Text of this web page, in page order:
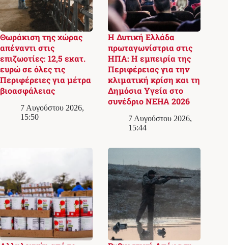
Θωράκιση της χώρας
απέναντι στις
επιζωοτίες: 12,5 εκατ.
ευρώ σε όλες τις
Περιφέρειες για μέτρα
βιοασφάλειας
7 Αυγούστου 2026,
15:50
Η Δυτική Ελλάδα
πρωταγωνίστρια στις
ΗΠΑ: Η εμπειρία της
Περιφέρειας για την
κλιματική κρίση και τη
Δημόσια Υγεία στο
συνέδριο NEHA 2026
7 Αυγούστου 2026,
15:44